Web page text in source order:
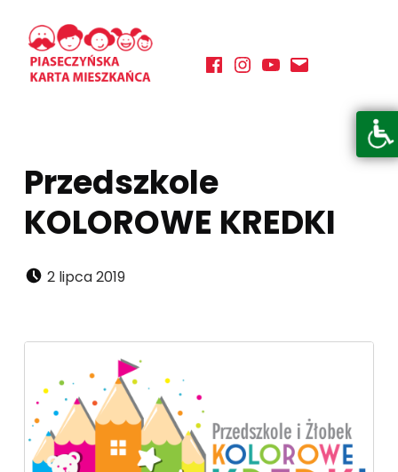
Otwórz pasek narzędzi
PIASECZYŃSKA KARTA MIESZKAŃCA
KORZYSTAJ Z BOGATEJ OFERTY GMINY PIASECZNO FacebookInstagram
YouTube
E-mail
Przedszkole
KOLOROWE KREDKI
Dodano:
2 lipca 2019